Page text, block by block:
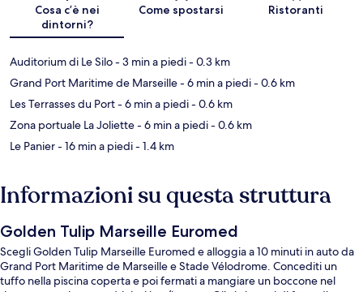
Cosa c’è nei
dintorni?
Come spostarsi Ristoranti
Auditorium di Le Silo- 3 min a piedi- 0.3 km
Grand Port Maritime de Marseille- 6 min a piedi- 0.6 km
Les Terrasses du Port- 6 min a piedi- 0.6 km
Zona portuale La Joliette- 6 min a piedi- 0.6 km
Le Panier- 16 min a piedi- 1.4 km
Informazioni su questa struttura
Golden Tulip Marseille Euromed
Scegli Golden Tulip Marseille Euromed e alloggia a 10 minuti in auto da
Grand Port Maritime de Marseille e Stade Vélodrome. Concediti un
tuffo nella piscina coperta e poi fermati a mangiare un boccone nel